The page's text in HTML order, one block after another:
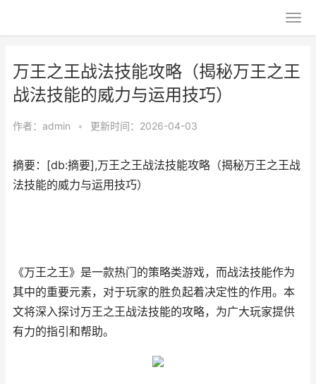
万王之王战法技能攻略（揭秘万王之王
战法技能的威力与运用技巧）
作者： admin • 更新时间：2026-04-03
摘要：[db:摘要],万王之王战法技能攻略（揭秘万王之王战
法技能的威力与运用技巧）
《万王之王》是一款热门的策略类游戏，而战法技能作为
其中的重要元素，对于玩家的胜负起着决定性的作用。本
文将深入探讨万王之王战法技能的攻略，为广大玩家提供
有力的指引和帮助。